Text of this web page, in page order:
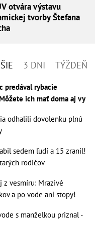
otvára výstavu
tvorby Štefana
3 DNI TÝŽDEŇ
predával rybacie
ich mať doma aj vy
odhalili dovolenku plnú
sedem ľudí a 15 zranil!
rodičov
z vesmíru: Mrazivé
a po vode ani stopy!
s manželkou priznal -